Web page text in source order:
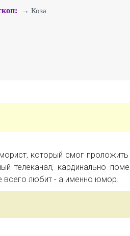
→ Коза
который смог
телеканал, кардинально
всего любит - а именно юмор.